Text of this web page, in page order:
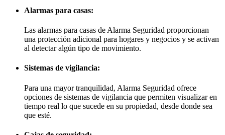
Alarmas para casas:
Las alarmas para casas de Alarma Seguridad proporcionan
una protección adicional para hogares y negocios y se activan
al detectar algún tipo de movimiento.
Sistemas de vigilancia:
Para una mayor tranquilidad, Alarma Seguridad ofrece
opciones de sistemas de vigilancia que permiten visualizar en
tiempo real lo que sucede en su propiedad, desde donde sea
que esté.